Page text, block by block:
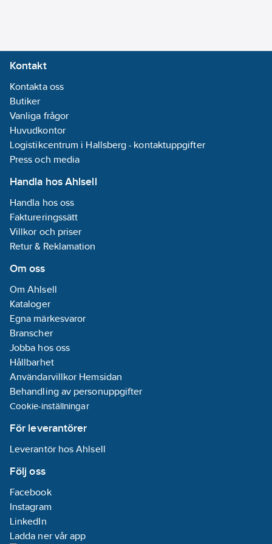
Kontakt
Kontakta oss
Butiker
Vanliga frågor
Huvudkontor
Logistikcentrum i Hallsberg - kontaktuppgifter
Press och media
Handla hos Ahlsell
Handla hos oss
Faktureringssätt
Villkor och priser
Retur & Reklamation
Om oss
Om Ahlsell
Kataloger
Egna märkesvaror
Branscher
Jobba hos oss
Hållbarhet
Användarvillkor Hemsidan
Behandling av personuppgifter
Cookie-inställningar
För leverantörer
Leverantör hos Ahlsell
Följ oss
Facebook
Instagram
LinkedIn
Ladda ner vår app